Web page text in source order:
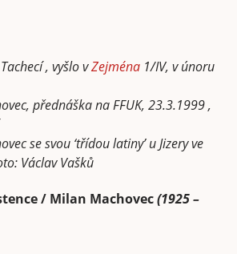
, vyšlo vZejména 1/IV, v únoru
přednáška na FFUK, 23.3.1999 ,
se svou ‘třídou latiny’ u Jizery ve
Václav Vašků
/ Milan Machovec(1925 –